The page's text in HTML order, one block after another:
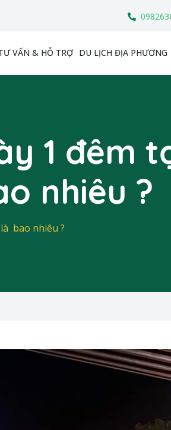
VẤN & HỖ TRỢ DU LỊCH ĐỊA PHƯƠNG
1 đêm
nhiêu ?
bao nhiêu ?